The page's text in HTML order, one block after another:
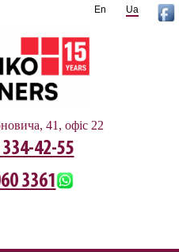
Ua
En
41, офіс 22
42-55
3361